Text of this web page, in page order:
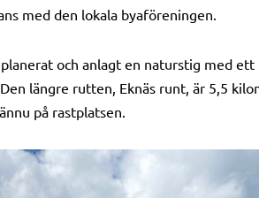
med den lokala byaföreningen.
och anlagt en naturstig med
längre rutten, Eknäs runt, är 5,5
på rastplatsen.